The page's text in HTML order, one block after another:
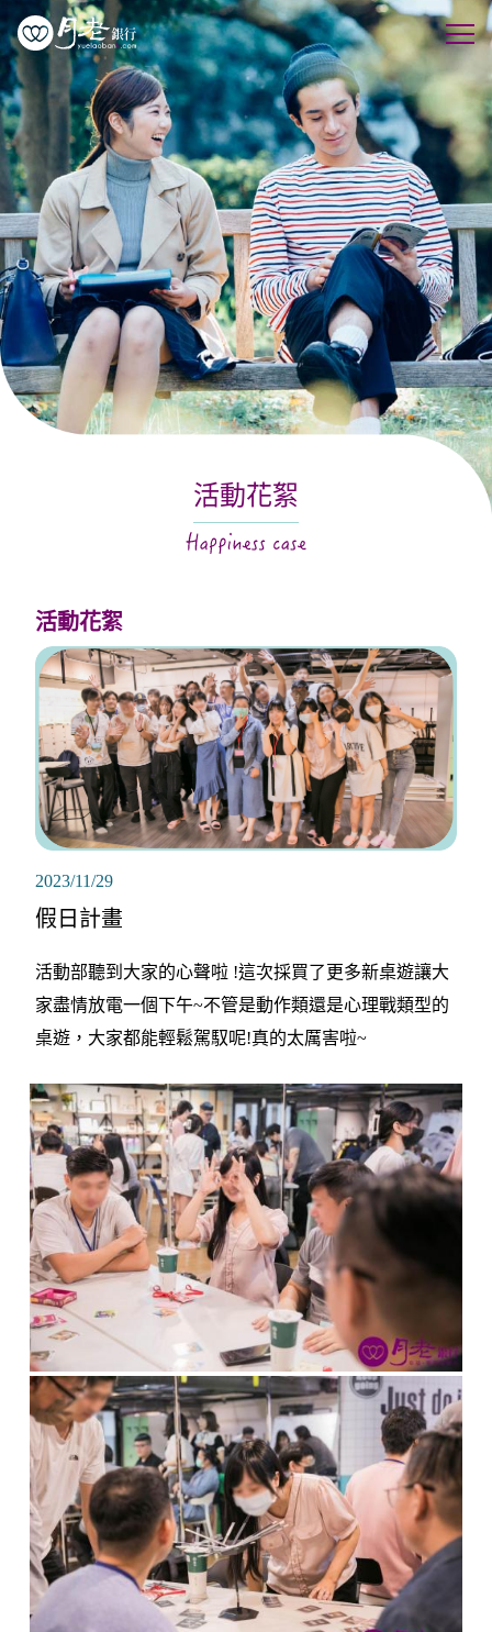
優質會員
行動交友
聯誼活動
幸福案例
最新動態
活動花絮
關於月老活動花絮
活動花絮
2023/11/29
假日計畫
活動部聽到大家的心聲啦 !這次採買了更多新桌遊讓大
家盡情放電一個下午~不管是動作類還是心理戰類型的
桌遊，大家都能輕鬆駕馭呢!真的太厲害啦~